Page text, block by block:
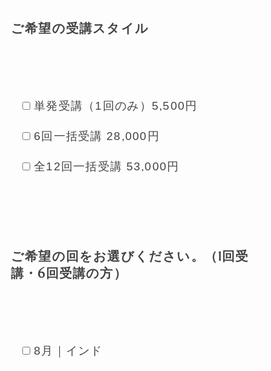
ご希望の受講スタイル
単発受講（1回のみ）5,500円
6回一括受講 28,000円
全12回一括受講 53,000円
ご希望の回をお選びください。（1回受
講・6回受講の方）
8月｜インド